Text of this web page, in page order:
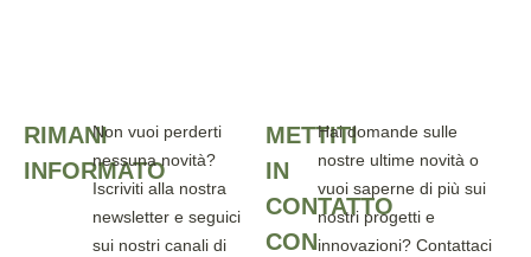
RIMANI
INFORMATO
Non vuoi perderti
nessuna novità?
Iscriviti alla nostra
newsletter e seguici
sui nostri canali di
METTITI
IN
CONTATTO
CON
Hai domande sulle
nostre ultime novità o
vuoi saperne di più sui
nostri progetti e
innovazioni? Contattaci